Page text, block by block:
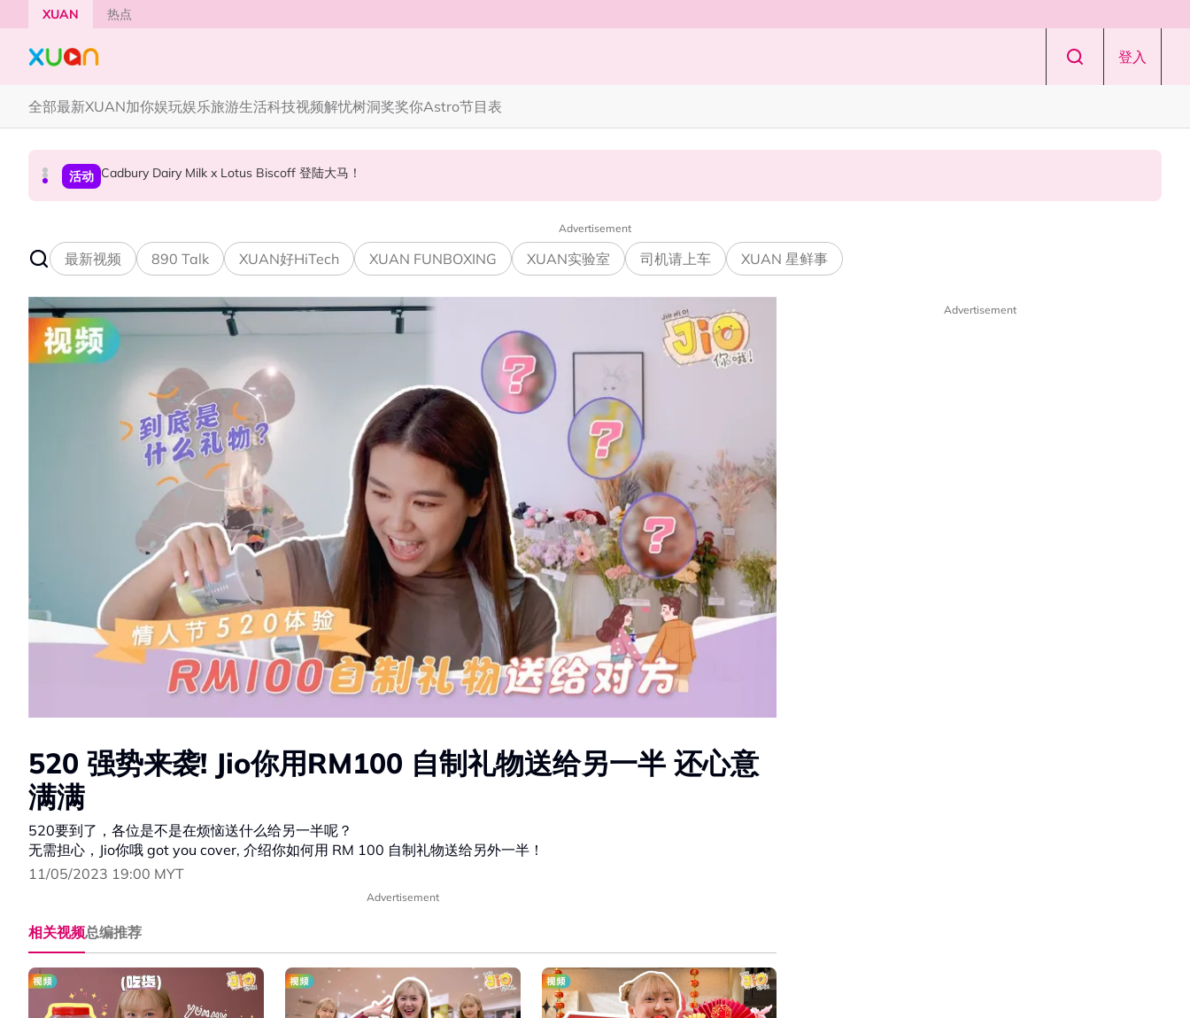
Skip to main content
XUAN 热点
登入
全部最新XUAN加你娱玩娱乐旅游生活科技视频解忧树洞奖奖你Astro节目表
国际星闻 Tom Holland “Spiderman” 替身曝光！“替完蜘蛛人，马上又去演忍者”
活动 Cadbury Dairy Milk x Lotus Biscoff 登陆大马！
本地星闻 Henn国贤 “Aunty Henn 脱口秀专场 《笑笑笑笑丧》”！10月31日登场
Advertisement
最新视频 890 Talk XUAN好HiTech XUAN FUNBOXING XUAN实验室 司机请上车 XUAN 星鲜事
520 强势来袭! Jio你用RM100 自制礼物送给另一半 还心意
满满
520要到了，各位是不是在烦恼送什么给另一半呢？
无需担心，Jio你哦 got you cover, 介绍你如何用 RM 100 自制礼物送给另外一半！
11/05/2023 19:00 MYT
Advertisement
相关视频总编推荐
Advertisement